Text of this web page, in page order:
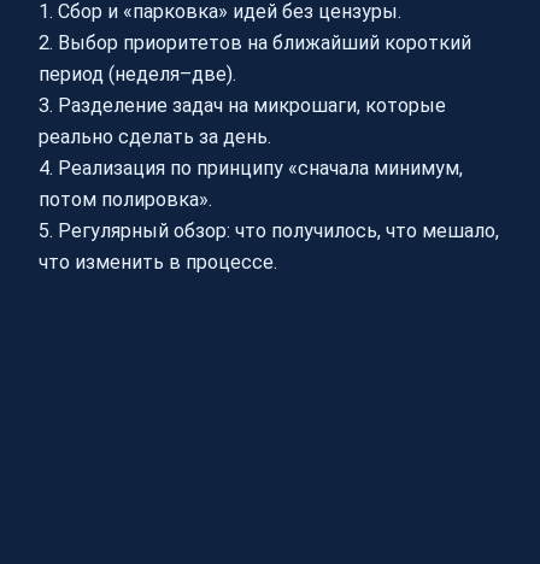
1. Сбор и «парковка» идей без цензуры.
2. Выбор приоритетов на ближайший короткий
период (неделя–две).
3. Разделение задач на микрошаги, которые
реально сделать за день.
4. Реализация по принципу «сначала минимум,
потом полировка».
5. Регулярный обзор: что получилось, что мешало,
что изменить в процессе.